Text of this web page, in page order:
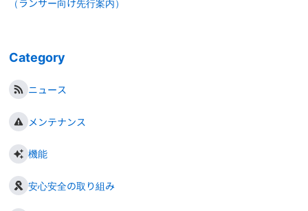
（ランサー向け先行案内）
Category
ニュース
メンテナンス
機能
安心安全の取り組み